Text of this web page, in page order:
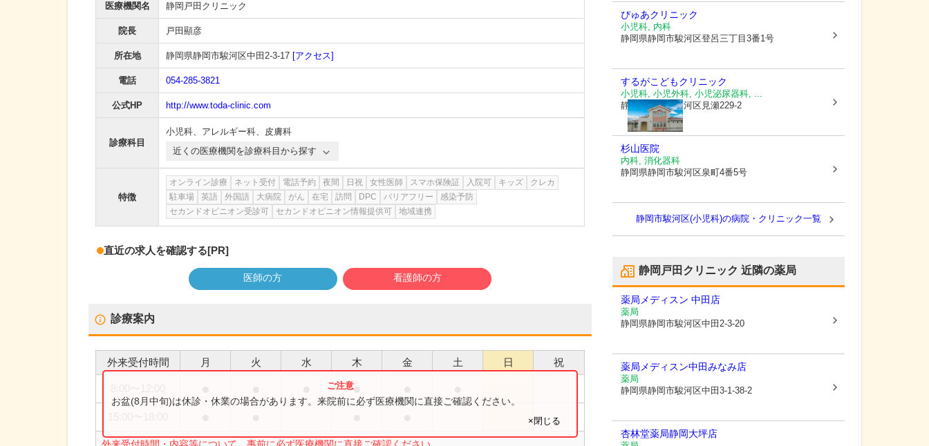
医療機関名 静岡戸田クリニック
院長 戸田顯彦
所在地 静岡県静岡市駿河区中田2-3-17 [アクセス]
電話 054-285-3821
公式HP http://www.toda-clinic.com
診療科目
小児科、 アレルギー科、 皮膚科
近くの医療機関を診療科目から探す
特徴
オンライン診療 ネット受付 電話予約 夜間 日祝 女性医師 スマホ保険証 入院可 キッズ
クレカ
駐車場
英語 外国語 大病院 がん 在宅 訪問 DPC バリアフリー
感染予防
セカンドオピニオン受診可
セカンドオピニオン情報提供可 地域連携
直近の求人を確認する[PR]
医師の方 看護師の方
診療案内
外来受付時間 月 火 水 木 金 土 日 祝
●
お盆(8月中旬)は休診・休業の場合があります。来院前に必ず医療機関に直接ご確認ください。
×閉じる
ぴゅあクリニック
小児科, 内科
静岡県静岡市駿河区登呂三丁目3番1号
するがこどもクリニック
小児科, 小児外科, 小児泌尿器科, ...
静岡県静岡市駿河区見瀬229-2
杉山医院
内科, 消化器科
静岡県静岡市駿河区泉町4番5号
静岡市駿河区(小児科)の病院・クリニック一覧
静岡戸田クリニック 近隣の薬局
薬局メディスン 中田店
薬局
静岡県静岡市駿河区中田2-3-20
薬局メディスン中田みなみ店
薬局
静岡県静岡市駿河区中田3-1-38-2
杏林堂薬局静岡大坪店